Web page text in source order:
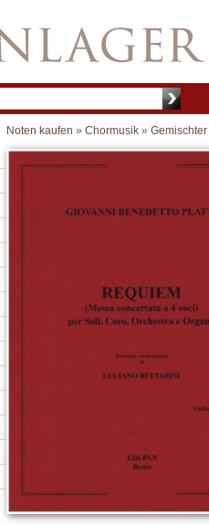
Noten kaufen » Chormusik »